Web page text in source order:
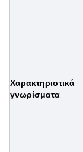
Χαρακτηριστικά
γνωρίσματα